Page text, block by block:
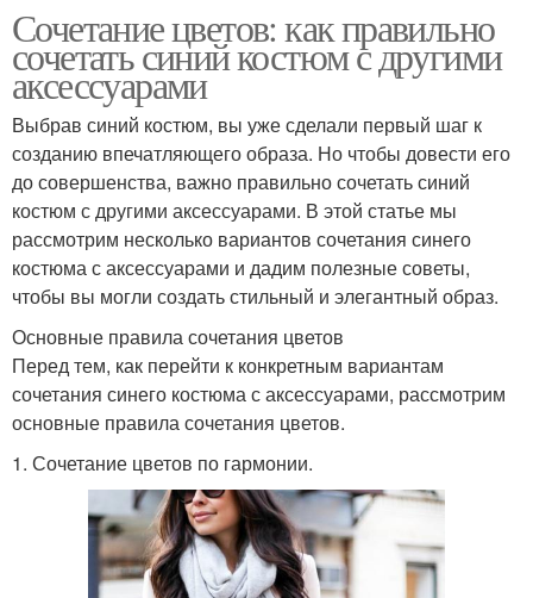
Сочетание цветов: как правильно
сочетать синий костюм с другими
аксессуарами
Выбрав синий костюм, вы уже сделали первый шаг к
созданию впечатляющего образа. Но чтобы довести его
до совершенства, важно правильно сочетать синий
костюм с другими аксессуарами. В этой статье мы
рассмотрим несколько вариантов сочетания синего
костюма с аксессуарами и дадим полезные советы,
чтобы вы могли создать стильный и элегантный образ.
Основные правила сочетания цветов
Перед тем, как перейти к конкретным вариантам
сочетания синего костюма с аксессуарами, рассмотрим
основные правила сочетания цветов.
1. Сочетание цветов по гармонии.